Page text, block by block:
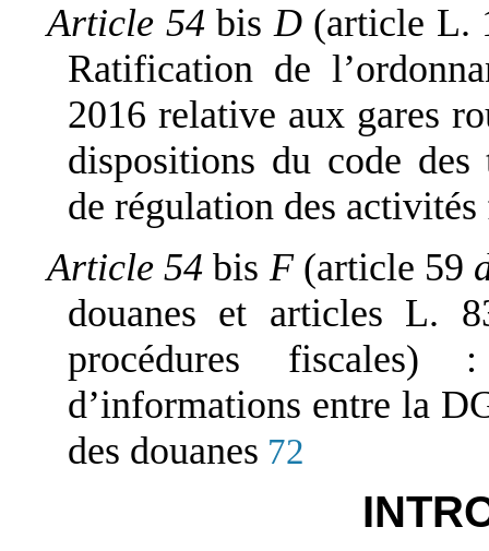
Article 54bisD (article L.
Ratification de
2016 relative aux gares
dispositions du code
de régulation des
Article 54bis F (article 59
douanes et articles
procédures fiscales)
d’informations entre la
des douanes 72